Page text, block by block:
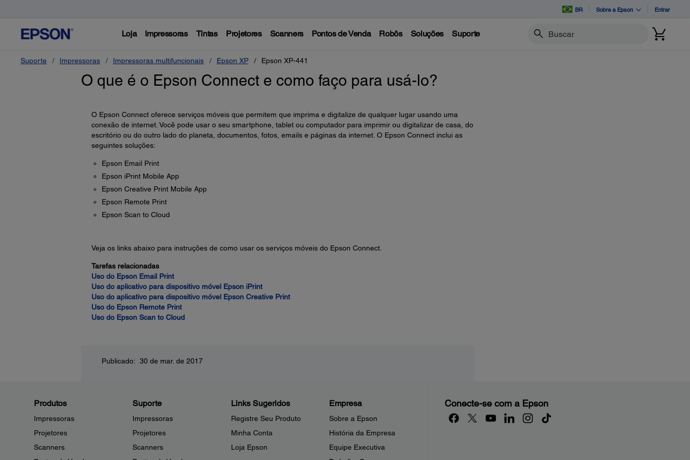
BR Sobre a Epson Entrar
Loja Impressoras Tintas Projetores Scanners Pontos de Venda Robôs Soluções Suporte Buscar
Suporte Impressoras Impressoras multifuncionais Epson XP Epson XP-441
O que é o Epson Connect e como faço para usá-lo?
O Epson Connect oferece serviços móveis que permitem que imprima e digitalize de qualquer lugar usando uma
conexão de internet. Você pode usar o seu smartphone, tablet ou computador para imprimir ou digitalizar de casa, do
escritório ou do outro lado do planeta, documentos, fotos, emails e páginas da internet. O Epson Connect inclui as
seguintes soluções:
Epson Email Print
Epson iPrint Mobile App
Epson Creative Print Mobile App
Epson Remote Print
Epson Scan to Cloud
Veja os links abaixo para instruções de como usar os serviços móveis do Epson Connect.
Tarefas relacionadas
Uso do Epson Email Print
Uso do aplicativo para dispositivo móvel Epson iPrint
Uso do aplicativo para dispositivo móvel Epson Creative Print
Uso do Epson Remote Print
Uso do Epson Scan to Cloud
Publicado: 30 de mar. de 2017
Produtos
Impressoras
Projetores
Scanners
Suporte
Impressoras
Projetores
Scanners
Links Sugeridos
Registre Seu Produto
Minha Conta
Loja Epson
Empresa
Sobre a Epson
História da Empresa
Equipe Executiva
Conecte-se com a Epson